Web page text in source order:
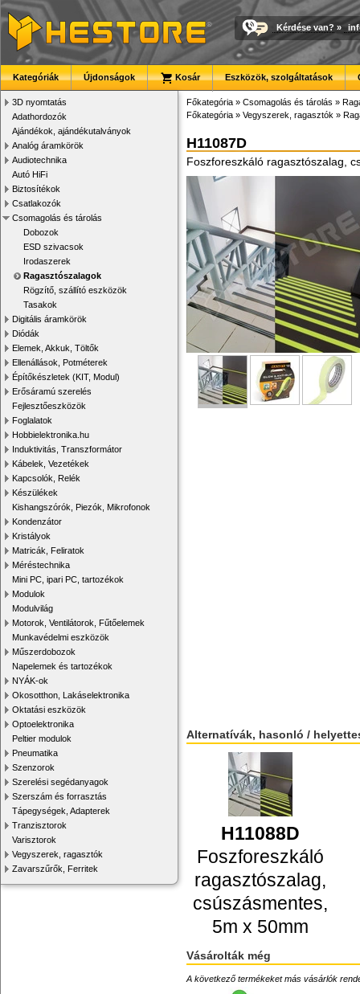
Kérdése van? »
Kategóriák Újdonságok Kosár Eszközök, szolgáltatások
3D nyomtatás
Adathordozók
Ajándékok, ajándékutalványok
Analóg áramkörök
Audiotechnika
Autó HiFi
Biztosítékok
Csatlakozók
Csomagolás és tárolás
Dobozok
ESD szivacsok
Irodaszerek
Ragasztószalagok
Rögzítő, szállító eszközök
Tasakok
Digitális áramkörök
Diódák
Elemek, Akkuk, Töltők
Ellenállások, Potméterek
Építőkészletek (KIT, Modul)
Erősáramú szerelés
Fejlesztőeszközök
Foglalatok
Hobbielektronika.hu
Induktivitás, Transzformátor
Kábelek, Vezetékek
Kapcsolók, Relék
Készülékek
Kishangszórók, Piezók, Mikrofonok
Kondenzátor
Kristályok
Matricák, Feliratok
Méréstechnika
Mini PC, ipari PC, tartozékok
Modulok
Modulvilág
Motorok, Ventilátorok, Fűtőelemek
Munkavédelmi eszközök
Műszerdobozok
Napelemek és tartozékok
NYÁK-ok
Okosotthon, Lakáselektronika
Oktatási eszközök
Optoelektronika
Peltier modulok
Pneumatika
Szenzorok
Szerelési segédanyagok
Szerszám és forrasztás
Tápegységek, Adapterek
Tranzisztorok
Varisztorok
Vegyszerek, ragasztók
Zavarszűrők, Ferritek
Főkategória » Csomagolás és tárolás »
Főkategória » Vegyszerek, ragasztók »
H11087D
Foszforeszkáló ragasztószalag,
Alternatívák, hasonló /
H11088D
Foszforeszkáló
ragasztószalag,
csúszásmentes,
5m x 50mm
Vásárolták még
A következő termékeket más vásárlók